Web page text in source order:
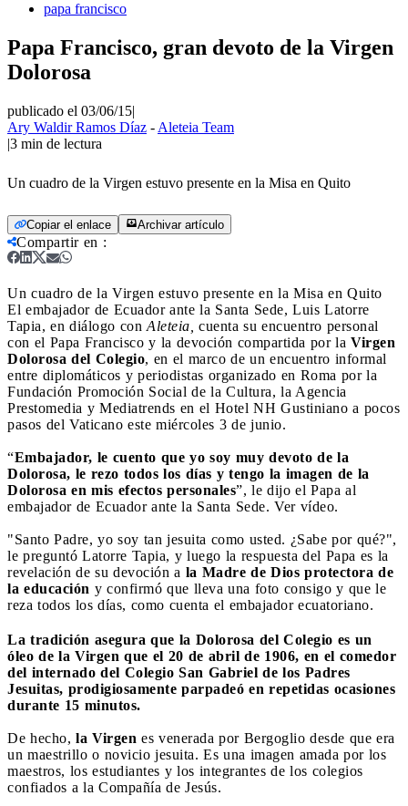
papa francisco
Papa Francisco, gran devoto de la Virgen
Dolorosa
publicado el 03/06/15|
Ary Waldir Ramos Díaz - Aleteia Team
|3 min de lectura
Un cuadro de la Virgen estuvo presente en la Misa en Quito
Copiar el enlace Archivar artículo
Compartir en :
Un cuadro de la Virgen estuvo presente en la Misa en Quito
El embajador de Ecuador ante la Santa Sede, Luis Latorre
Tapia, en diálogo con Aleteia, cuenta su encuentro personal
con el Papa Francisco y la devoción compartida por la Virgen
Dolorosa del Colegio, en el marco de un encuentro informal
entre diplomáticos y periodistas organizado en Roma por la
Fundación Promoción Social de la Cultura, la Agencia
Prestomedia y Mediatrends en el Hotel NH Gustiniano a pocos
pasos del Vaticano este miércoles 3 de junio.
“Embajador, le cuento que yo soy muy devoto de la
Dolorosa, le rezo todos los días y tengo la imagen de la
Dolorosa en mis efectos personales”, le dijo el Papa al
embajador de Ecuador ante la Santa Sede. Ver vídeo.
"Santo Padre, yo soy tan jesuita como usted. ¿Sabe por qué?",
le preguntó Latorre Tapia, y luego la respuesta del Papa es la
revelación de su devoción a la Madre de Dios protectora de
la educación y confirmó que lleva una foto consigo y que le
reza todos los días, como cuenta el embajador ecuatoriano.
La tradición asegura que la Dolorosa del Colegio es un
óleo de la Virgen que el 20 de abril de 1906, en el comedor
del internado del Colegio San Gabriel de los Padres
Jesuitas, prodigiosamente parpadeó en repetidas ocasiones
durante 15 minutos.
De hecho, la Virgen es venerada por Bergoglio desde que era
un maestrillo o novicio jesuita. Es una imagen amada por los
maestros, los estudiantes y los integrantes de los colegios
confiados a la Compañía de Jesús.